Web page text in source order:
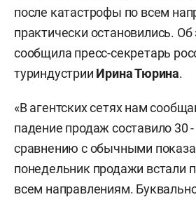
после катастрофы по всем
практически остановились. Об
сообщила пресс-секретарь
туриндустрии Ирина Тюрина.
«В агентских сетях нам
падение продаж составило 30
сравнению с обычными
понедельник продажи встали
всем направлениям.